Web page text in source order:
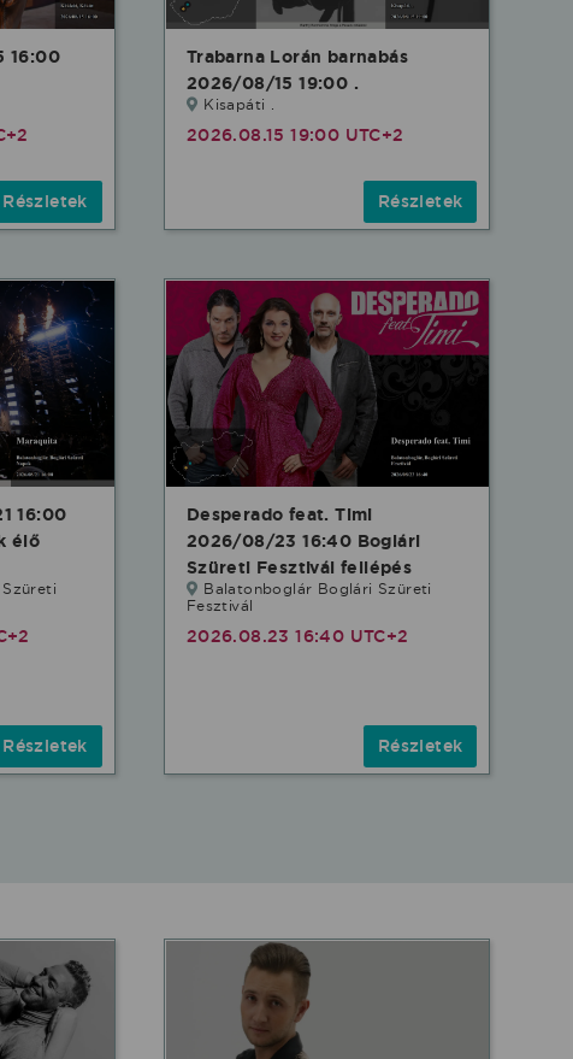
16:00
Részletek
Trabarna Lorán barnabás
2026/08/15 19:00 .
Kisapáti .
2026.08.15 19:00 UTC+2
Részletek
16:00
élő
Részletek
Desperado feat. Timi
2026/08/23 16:40 Boglári
Szüreti Fesztivál fellépés
Balatonboglár Boglári Szüreti
Fesztivál
2026.08.23 16:40 UTC+2
Részletek